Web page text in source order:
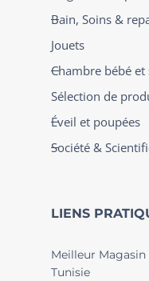
Bain, Soins &
Jouets
Chambre bébé et
Sélection de
Éveil et poupées
Société &
LIENS
Meilleur
Tunisie